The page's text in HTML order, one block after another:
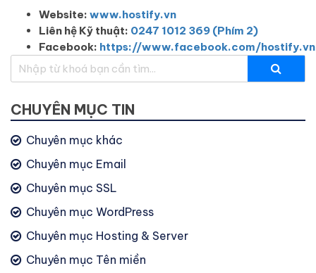
Website: www.hostify.vn
Liên hệ Kỹ thuật: 0247 1012 369 (Phím 2)
Facebook: https://www.facebook.com/hostify.vn
CHUYÊN MỤC TIN
Chuyên mục khác
Chuyên mục Email
Chuyên mục SSL
Chuyên mục WordPress
Chuyên mục Hosting & Server
Chuyên mục Tên miền